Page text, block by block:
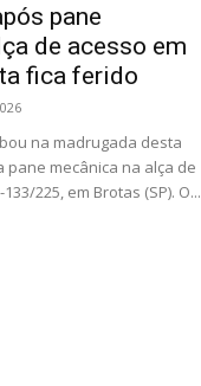
pane
de acesso em
fica ferido
na madrugada desta
pane mecânica na alça de
225, em Brotas (SP). O...